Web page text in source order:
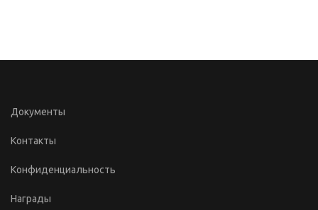
Документы
Контакты
Конфиденциальность
Награды